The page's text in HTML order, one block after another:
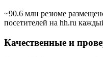
~90.6 млн резюме
посетителей на hh.ru
Качественные и